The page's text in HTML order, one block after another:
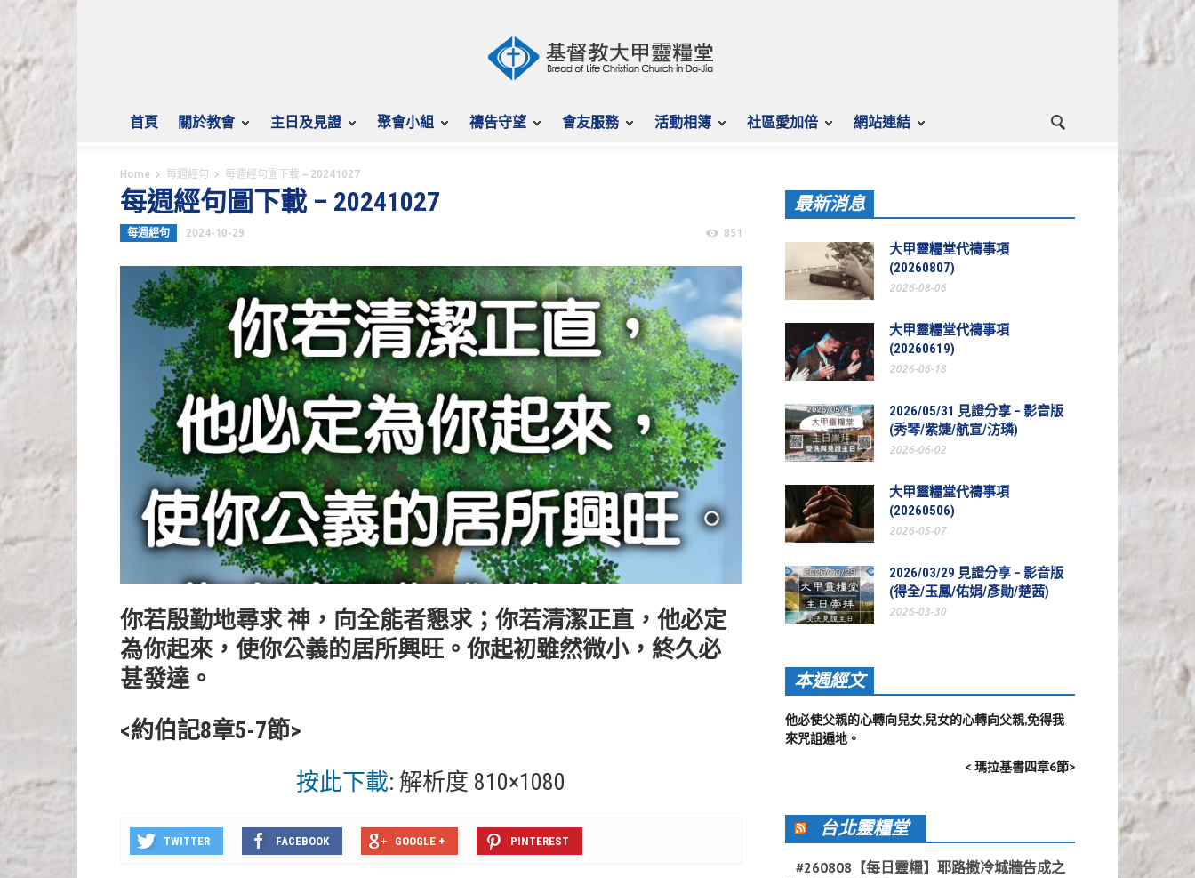
首頁 關於教會 主日及見證 聚會小組 禱告守望 會友服務 活動相簿 社區愛加倍 網站連結
Home 每週經句 每週經句圖下載 – 20241027
每週經句圖下載 – 20241027
每週經句 2024-10-29 851
你若殷勤地尋求 神，向全能者懇求；你若清潔正直，他必定
為你起來，使你公義的居所興旺。你起初雖然微小，終久必
甚發達。
<約伯記8章5-7節>
按此下載: 解析度 810×1080
TWITTER FACEBOOK GOOGLE + PINTEREST
最新消息
大甲靈糧堂代禱事項
(20260807)
2026-08-06
大甲靈糧堂代禱事項
(20260619)
2026-06-18
2026/05/31 見證分享 – 影音版
(秀琴/紫婕/航宣/汸璘)
2026-06-02
大甲靈糧堂代禱事項
(20260506)
2026-05-07
2026/03/29 見證分享 – 影音版
(得全/玉鳳/佑娟/彥勛/楚茜)
2026-03-30
本週經文
他必使父親的心轉向兒女,兒女的心轉向父親,免得我
來咒詛遍地。
< 瑪拉基書四章6節>
台北靈糧堂
#260808【每日靈糧】耶路撒冷城牆告成之